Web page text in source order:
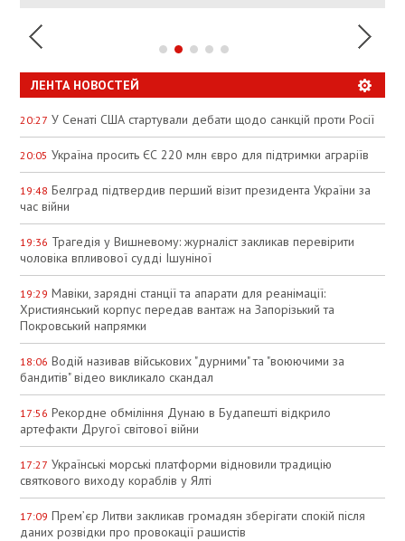
ЛЕНТА НОВОСТЕЙ
20:27 У Сенаті США стартували дебати щодо санкцій проти Росії
20:05 Україна просить ЄС 220 млн євро для підтримки аграріїв
19:48 Белград підтвердив перший візит президента України за
час війни
19:36 Трагедія у Вишневому: журналіст закликав перевірити
чоловіка впливової судді Ішуніної
19:29 Мавіки, зарядні станції та апарати для реанімації:
Християнський корпус передав вантаж на Запорізький та
Покровський напрямки
18:06 Водій називав військових "дурними" та "воюючими за
бандитів" відео викликало скандал
17:56 Рекордне обміління Дунаю в Будапешті відкрило
артефакти Другої світової війни
17:27 Українські морські платформи відновили традицію
святкового виходу кораблів у Ялті
17:09 Прем’єр Литви закликав громадян зберігати спокій після
даних розвідки про провокації рашистів